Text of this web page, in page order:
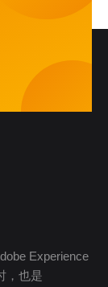
Experience
，也是